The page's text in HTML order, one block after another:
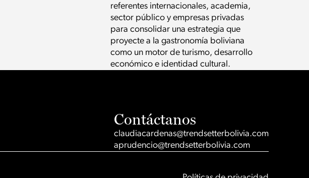
referentes internacionales, academia,
sector público y empresas privadas
para consolidar una estrategia que
proyecte a la gastronomía boliviana
como un motor de turismo, desarrollo
económico e identidad cultural.
Contáctanos
claudiacardenas@trendsetterbolivia.com
aprudencio@trendsetterbolivia.com